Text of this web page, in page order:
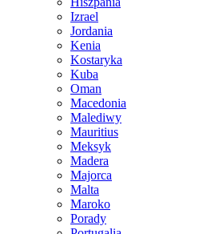
Izrael
Jordania
Kenia
Kostaryka
Kuba
Oman
Macedonia
Malediwy
Mauritius
Meksyk
Madera
Majorca
Malta
Maroko
Porady